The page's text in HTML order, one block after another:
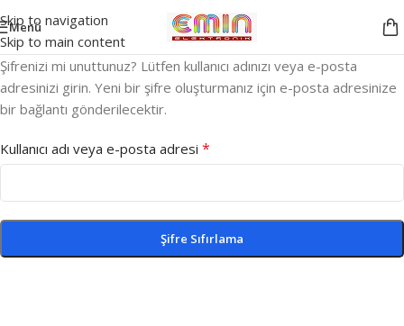
Skip to navigation
Skip to main content
Menü
Şifrenizi mi unuttunuz? Lütfen kullanıcı adınızı veya e-posta
adresinizi girin. Yeni bir şifre oluşturmanız için e-posta adresinize
bir bağlantı gönderilecektir.
Kullanıcı adı veya e-posta adresi *
Şifre Sıfırlama